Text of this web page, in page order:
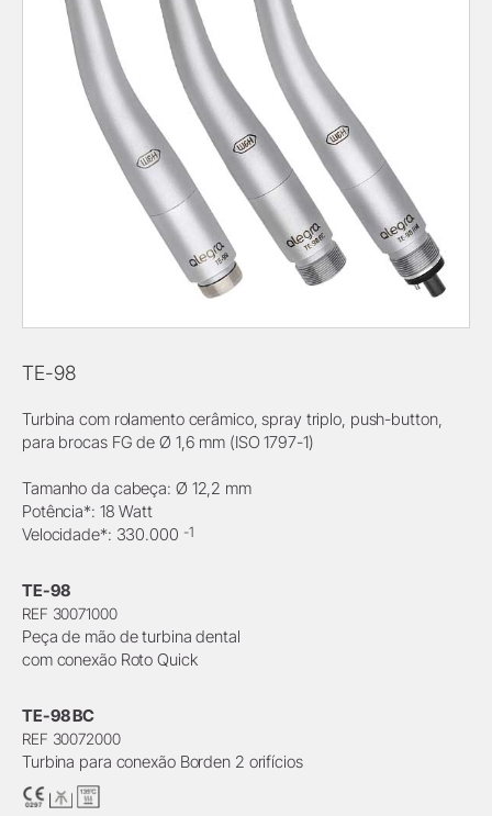
TE-98
Turbina com rolamento cerâmico, spray triplo, push-button,
para brocas FG de Ø 1,6 mm (ISO 1797-1)
Tamanho da cabeça: Ø 12,2 mm
Potência*: 18 Watt
Velocidade*: 330.000 -1
TE-98
REF 30071000
Peça de mão de turbina dental
com conexão Roto Quick
TE-98 BC
REF 30072000
Turbina para conexão Borden 2 orifícios